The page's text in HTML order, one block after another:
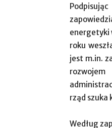
energetyki
roku
jest m.in.
rząd szuka
Według